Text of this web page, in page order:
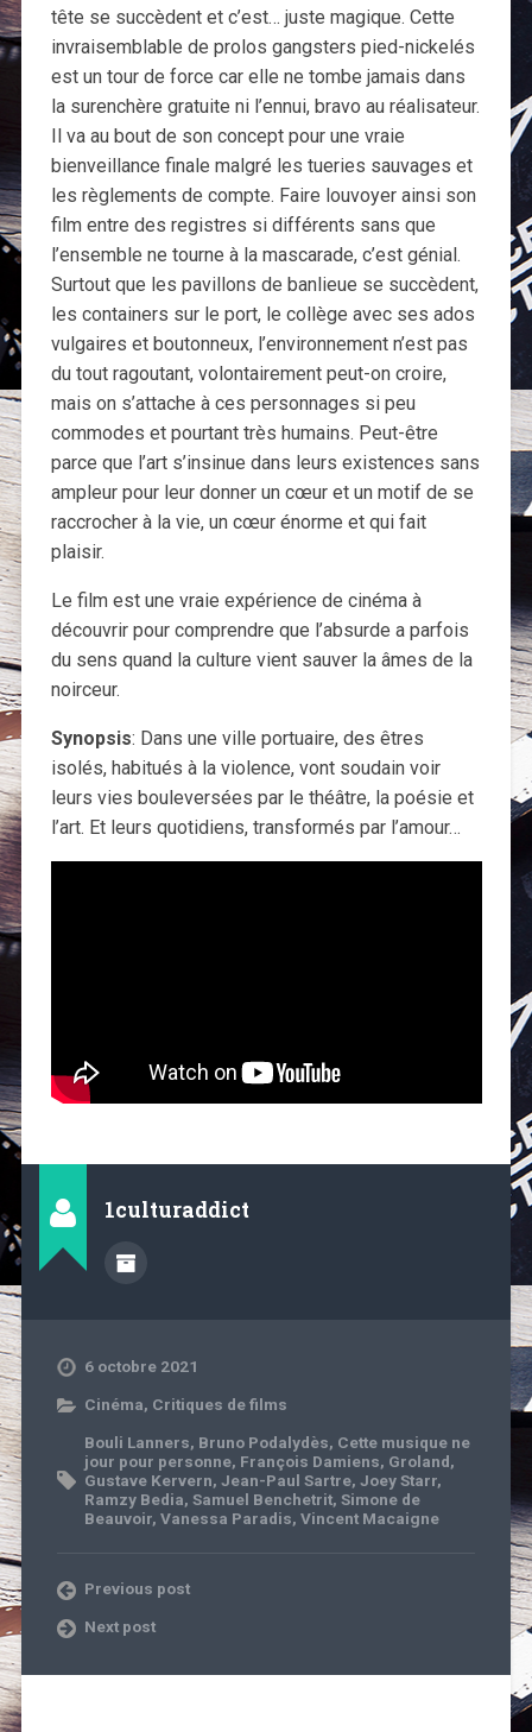
tête se succèdent et c’est… juste magique. Cette
invraisemblable de prolos gangsters pied-nickelés
est un tour de force car elle ne tombe jamais dans
la surenchère gratuite ni l’ennui, bravo au réalisateur.
Il va au bout de son concept pour une vraie
bienveillance finale malgré les tueries sauvages et
les règlements de compte. Faire louvoyer ainsi son
film entre des registres si différents sans que
l’ensemble ne tourne à la mascarade, c’est génial.
Surtout que les pavillons de banlieue se succèdent,
les containers sur le port, le collège avec ses ados
vulgaires et boutonneux, l’environnement n’est pas
du tout ragoutant, volontairement peut-on croire,
mais on s’attache à ces personnages si peu
commodes et pourtant très humains. Peut-être
parce que l’art s’insinue dans leurs existences sans
ampleur pour leur donner un cœur et un motif de se
raccrocher à la vie, un cœur énorme et qui fait
plaisir.
Le film est une vraie expérience de cinéma à
découvrir pour comprendre que l’absurde a parfois
du sens quand la culture vient sauver la âmes de la
noirceur.
Synopsis: Dans une ville portuaire, des êtres
isolés, habitués à la violence, vont soudain voir
leurs vies bouleversées par le théâtre, la poésie et
l’art. Et leurs quotidiens, transformés par l’amour…
1culturaddict
6 octobre 2021
Cinéma, Critiques de films
Bouli Lanners, Bruno Podalydès, Cette musique ne
jour pour personne, François Damiens, Groland,
Gustave Kervern, Jean-Paul Sartre, Joey Starr,
Ramzy Bedia, Samuel Benchetrit, Simone de
Beauvoir, Vanessa Paradis, Vincent Macaigne
Previous post
Next post